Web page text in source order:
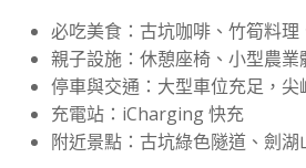
必吃美食：古坑咖啡、竹筍料理
親子設施：休憩座椅、小型農業
停車與交通：大型車位充足，
充電站：iCharging 快充
附近景點：古坑綠色隧道、劍湖